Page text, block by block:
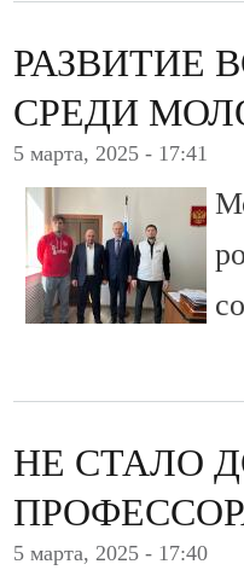
РАЗВИТИЕ
СРЕДИ
5 марта, 2025 - 17:41
НЕ СТАЛО
5 марта, 2025 - 17:40